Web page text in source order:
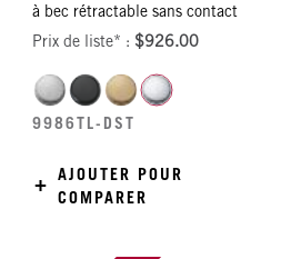
à bec rétractable sans contact
Prix de liste* : $926.00
9986TL-DST
AJOUTER POUR
COMPARER